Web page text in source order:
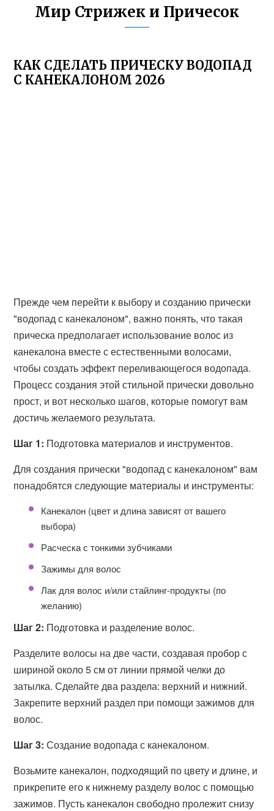
Мир Стрижек и Причесок
КАК СДЕЛАТЬ ПРИЧЕСКУ ВОДОПАД
С КАНЕКАЛОНОМ 2026
Прежде чем перейти к выбору и созданию прически
"водопад с канекалоном", важно понять, что такая
прическа предполагает использование волос из
канекалона вместе с естественными волосами,
чтобы создать эффект переливающегося водопада.
Процесс создания этой стильной прически довольно
прост, и вот несколько шагов, которые помогут вам
достичь желаемого результата.
Шаг 1: Подготовка материалов и инструментов.
Для создания прически "водопад с канекалоном" вам
понадобятся следующие материалы и инструменты:
Канекалон (цвет и длина зависят от вашего
выбора)
Расческа с тонкими зубчиками
Зажимы для волос
Лак для волос и/или стайлинг-продукты (по
желанию)
Шаг 2: Подготовка и разделение волос.
Разделите волосы на две части, создавая пробор с
шириной около 5 см от линии прямой челки до
затылка. Сделайте два раздела: верхний и нижний.
Закрепите верхний раздел при помощи зажимов для
волос.
Шаг 3: Создание водопада с канекалоном.
Возьмите канекалон, подходящий по цвету и длине, и
прикрепите его к нижнему разделу волос с помощью
зажимов. Пусть канекалон свободно пролежит снизу